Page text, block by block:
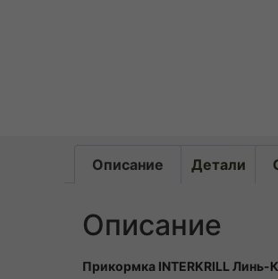
Описание Детали
Описание
Прикормка INTERKRILL Линь-